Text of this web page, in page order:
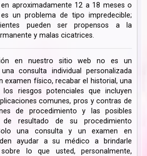
aproximadamente 12 a 18 meses o
un problema de tipo impredecible;
pueden ser propensos a la
y malas cicatrices.
en nuestro sitio web no es un
consulta individual personalizada
examen físico, recabar el historial, una
los riesgos potenciales que incluyen
comunes, pros y contras de
de procedimiento y las posibles
de resultado de su procedimiento
una consulta y un examen en
ayudar a su médico a brindarle
lo que usted, personalmente,